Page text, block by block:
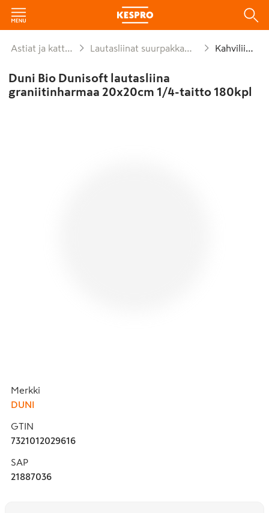
Astiat ja kattaus Lautasliinat suurpakkaukset Kahviliinat
Duni Bio Dunisoft lautasliina
graniitinharmaa 20x20cm 1/4-taitto 180kpl
Merkki
DUNI
GTIN
7321012029616
SAP
21887036